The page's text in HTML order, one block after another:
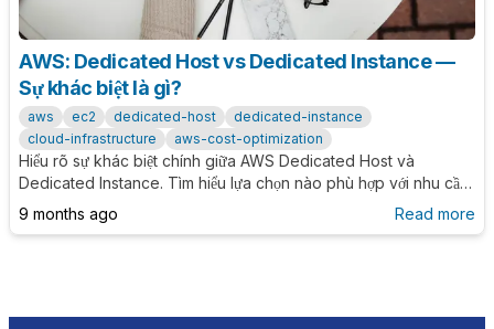
AWS: Dedicated Host vs Dedicated Instance —
Sự khác biệt là gì?
aws ec2 dedicated-host
dedicated-instance
cloud-infrastructure
aws-cost-optimization
Hiểu rõ sự khác biệt chính giữa AWS Dedicated Host và
Dedicated Instance. Tìm hiểu lựa chọn nào phù hợp với nhu cầu
compliance, chi phí và licensing của bạn.
9 months ago Read more